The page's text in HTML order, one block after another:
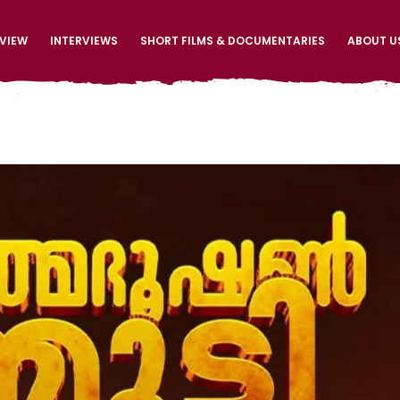
INTERVIEWS SHORT FILMS & DOCUMENTARIES ABOUT